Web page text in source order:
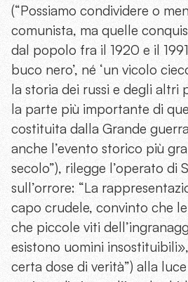
(“Possiamo condividere o
comunista, ma quelle
dal popolo fra il 1920 e il
buco nero’, né ‘un vicolo
la storia dei russi e degli altri
la parte più importante di
costituita dalla Grande
anche l’evento storico più
secolo”), rilegge l’operato di
sull’orrore: “La
capo crudele, convinto che
che piccole viti
esistono uomini
certa dose di verità”) alla